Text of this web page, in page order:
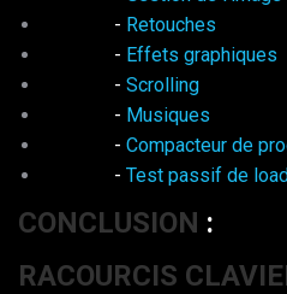
- Retouches
- Effets graphiques
- Scrolling
- Musiques
- Compacteur de
- Test passif de
CONCLUSION :
RACOURCIS